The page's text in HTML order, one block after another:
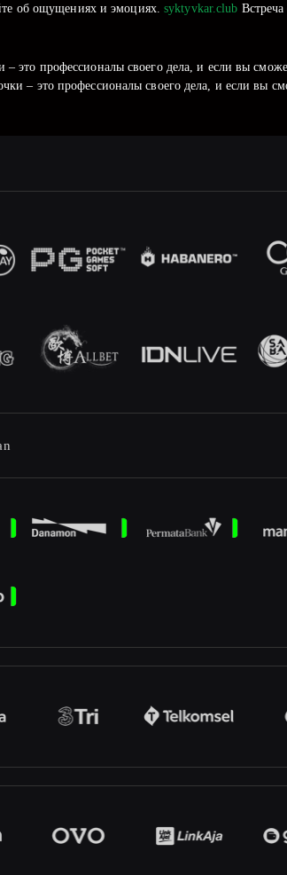
об ощущениях и эмоциях.syktyvkar.club
– это профессионалы своего дела, и если вы
– это профессионалы своего дела, и если вы